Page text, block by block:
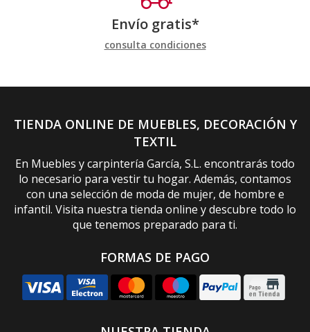
Envío gratis*
consulta condiciones
TIENDA ONLINE DE MUEBLES, DECORACIÓN Y
TEXTIL
En Muebles y carpintería García, S.L. encontrarás todo
lo necesario para vestir tu hogar. Además, contamos
con una selección de moda de mujer, de hombre e
infantil. Visita nuestra tienda online y descubre todo lo
que tenemos preparado para ti.
FORMAS DE PAGO